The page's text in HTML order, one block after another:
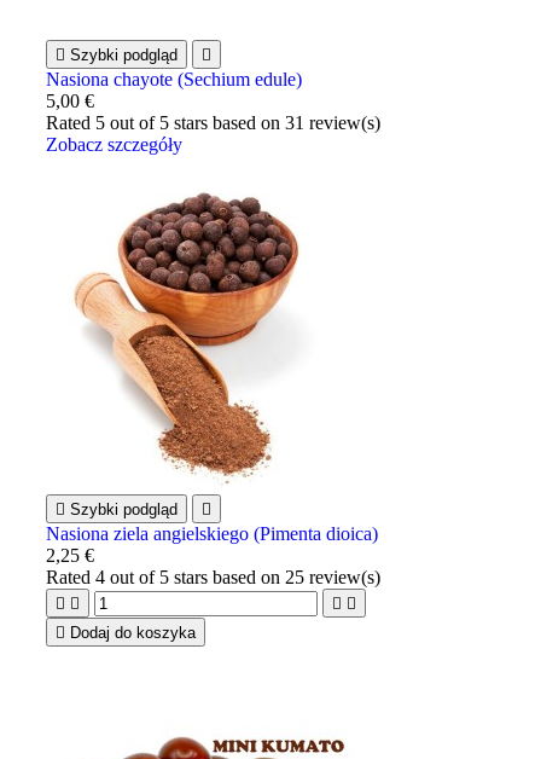
 Szybki podgląd 
Nasiona chayote (Sechium edule)
5,00 €
Rated 5 out of 5 stars based on31 review(s)
Zobacz szczegóły
 Szybki podgląd 
Nasiona ziela angielskiego (Pimenta dioica)
2,25 €
Rated4 out of 5 stars based on 25 review(s)
   
 Dodaj do koszyka